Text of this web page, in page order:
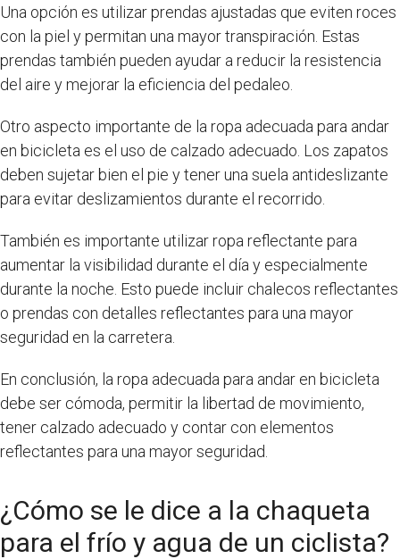
Una opción es utilizar prendas ajustadas que eviten roces
con la piel y permitan una mayor transpiración. Estas
prendas también pueden ayudar a reducir la resistencia
del aire y mejorar la eficiencia del pedaleo.
Otro aspecto importante de la ropa adecuada para andar
en bicicleta es el uso de calzado adecuado. Los zapatos
deben sujetar bien el pie y tener una suela antideslizante
para evitar deslizamientos durante el recorrido.
También es importante utilizar ropa reflectante para
aumentar la visibilidad durante el día y especialmente
durante la noche. Esto puede incluir chalecos reflectantes
o prendas con detalles reflectantes para una mayor
seguridad en la carretera.
En conclusión, la ropa adecuada para andar en bicicleta
debe ser cómoda, permitir la libertad de movimiento,
tener calzado adecuado y contar con elementos
reflectantes para una mayor seguridad.
¿Cómo se le dice a la chaqueta
para el frío y agua de un ciclista?